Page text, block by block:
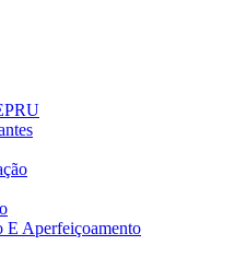
Aperfeiçoamento